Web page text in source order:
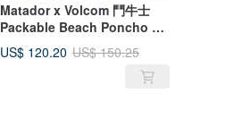
Matador x Volcom 鬥牛士
Packable Beach Poncho 便
攜速乾毛巾衣
US$ 120.20 US$ 150.25